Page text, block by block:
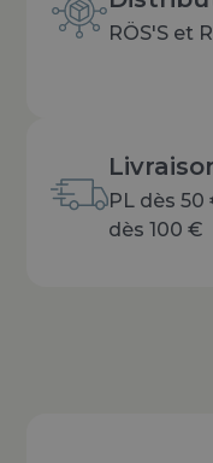
RÖS'S et
PL dès 50
dès 100 €